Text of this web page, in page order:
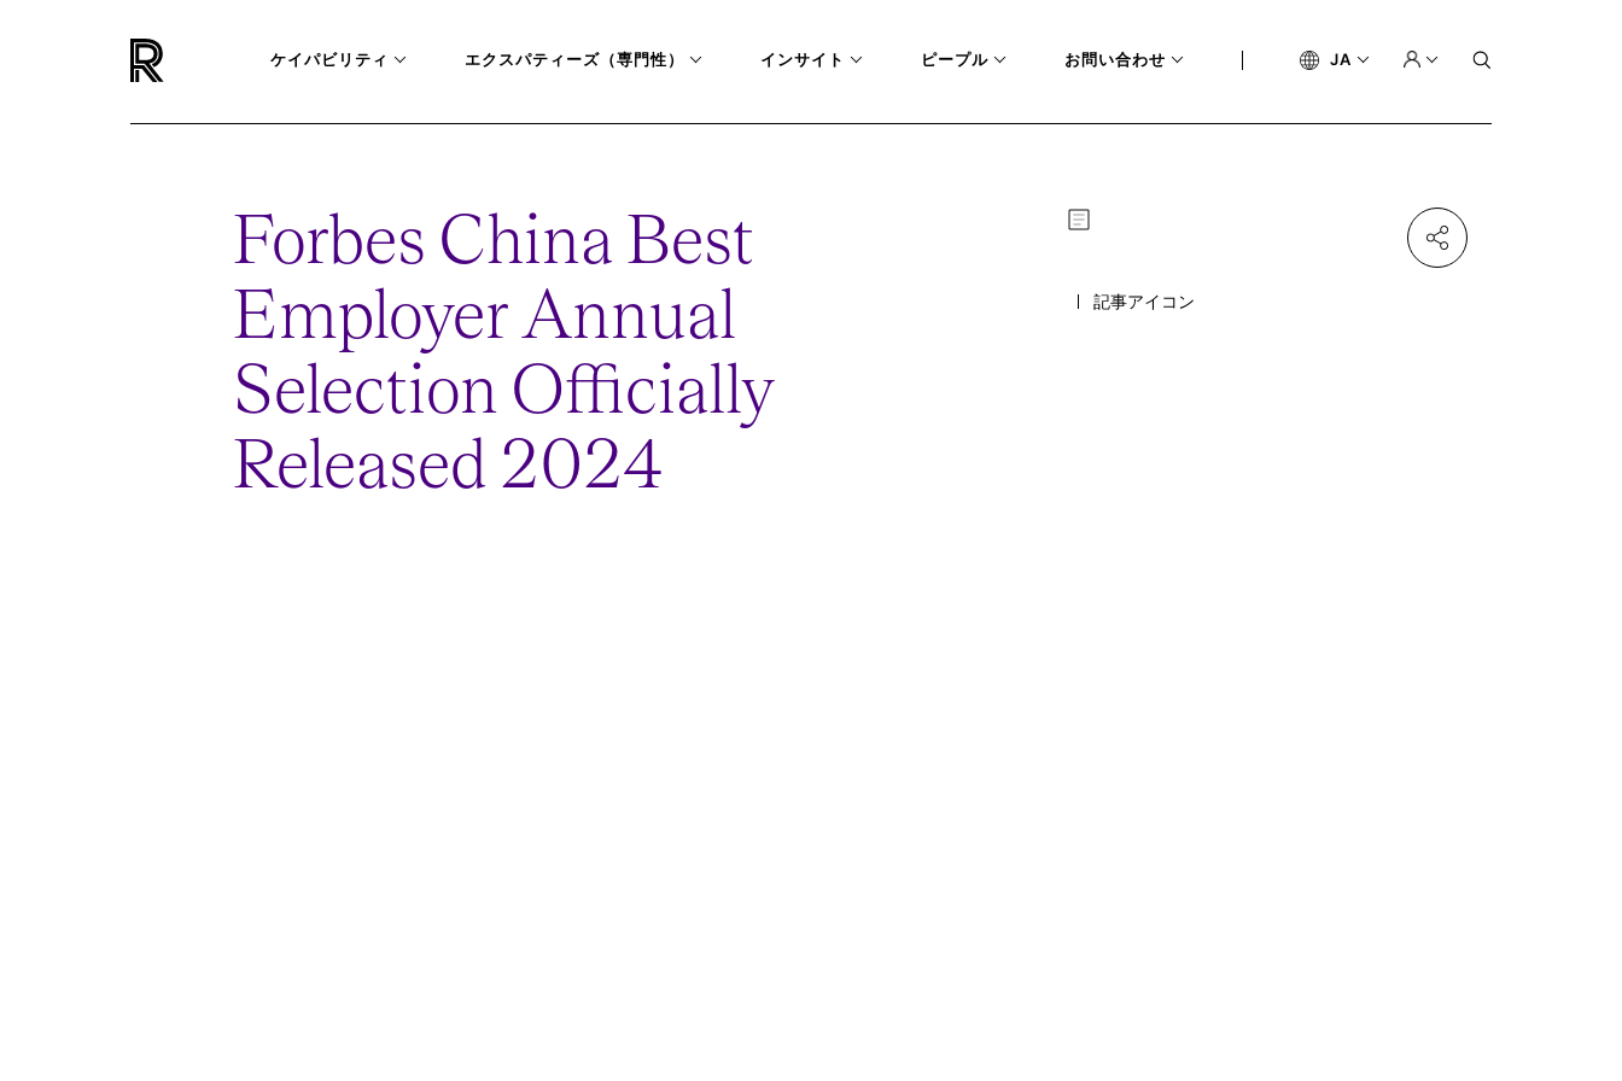
ケイパビリティ エクスパティーズ（専門性） インサイト ピープル お問い合わせ JA
Forbes China Best
Employer Annual
Selection Officially
Released 2024
記事アイコン